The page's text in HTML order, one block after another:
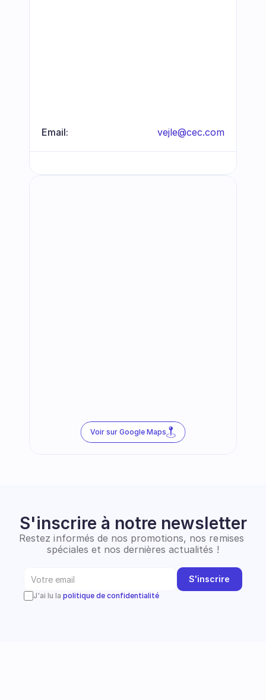
Email: vejle@cec.com
Voir sur Google Maps
S'inscrire à notre newsletter
Restez informés de nos promotions, nos remises
spéciales et nos dernières actualités !
S'inscrire
J'ai lu la politique de confidentialité